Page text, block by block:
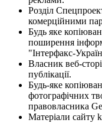
Розділ
комерційними
Будь яке
поширення
"Інтерфакс-
Власник веб-
публікації.
Будь-яке
фотографічних
правовласника
Матеріали сайту